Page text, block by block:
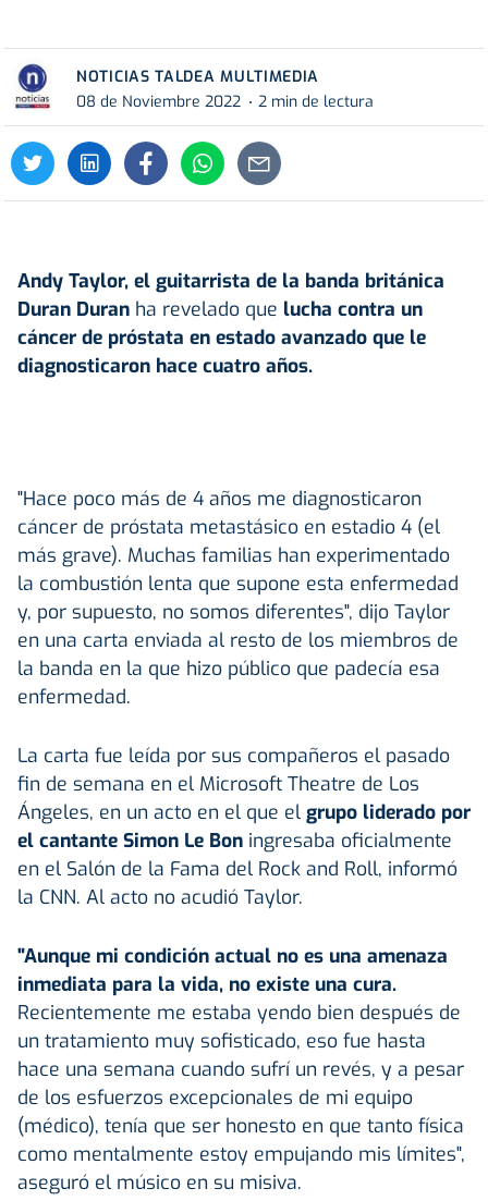
NOTICIAS TALDEA MULTIMEDIA
08 de Noviembre 2022
2 min de lectura
Andy Taylor, el guitarrista de la banda británica
Duran Duran ha revelado que lucha contra un
cáncer de próstata en estado avanzado que le
diagnosticaron hace cuatro años.
"Hace poco más de 4 años me diagnosticaron
cáncer de próstata metastásico en estadio 4 (el
más grave). Muchas familias han experimentado
la combustión lenta que supone esta enfermedad
y, por supuesto, no somos diferentes", dijo Taylor
en una carta enviada al resto de los miembros de
la banda en la que hizo público que padecía esa
enfermedad.
La carta fue leída por sus compañeros el pasado
fin de semana en el Microsoft Theatre de Los
Ángeles, en un acto en el que el grupo liderado por
el cantante Simon Le Bon ingresaba oficialmente
en el Salón de la Fama del Rock and Roll, informó
la CNN. Al acto no acudió Taylor.
"Aunque mi condición actual no es una amenaza
inmediata para la vida, no existe una cura.
Recientemente me estaba yendo bien después de
un tratamiento muy sofisticado, eso fue hasta
hace una semana cuando sufrí un revés, y a pesar
de los esfuerzos excepcionales de mi equipo
(médico), tenía que ser honesto en que tanto física
como mentalmente estoy empujando mis límites",
aseguró el músico en su misiva.